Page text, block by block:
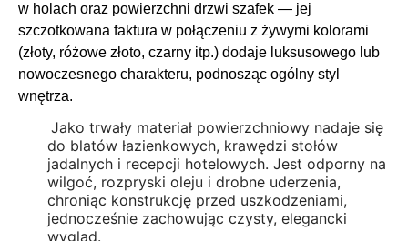
w holach oraz powierzchni drzwi szafek — jej
szczotkowana faktura w połączeniu z żywymi kolorami
(złoty, różowe złoto, czarny itp.) dodaje luksusowego lub
nowoczesnego charakteru, podnosząc ogólny styl
wnętrza.
Jako trwały materiał powierzchniowy nadaje się
do blatów łazienkowych, krawędzi stołów
jadalnych i recepcji hotelowych. Jest odporny na
wilgoć, rozpryski oleju i drobne uderzenia,
chroniąc konstrukcję przed uszkodzeniami,
jednocześnie zachowując czysty, elegancki
wygląd.